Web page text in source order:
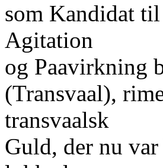
som Kandidat
Agitation
og Paavirkning
(Transvaal),
transvaalsk
Guld, der nu